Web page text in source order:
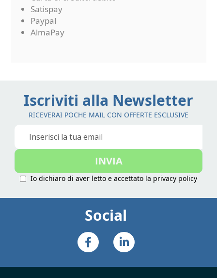
Satispay
Paypal
AlmaPay
Iscriviti alla Newsletter
RICEVERAI POCHE MAIL CON OFFERTE ESCLUSIVE
Iscriviti
nostra
INVIA
Io dichiaro di aver letto e accettato la privacy policy
Social